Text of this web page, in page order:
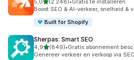
5,0 (2.248)
2248 recensies in totaal
•Gratis te installeren
Boost SEO & AI-verkeer, snelheid &
Built for Shopify
Sherpas: Smart SEO
4,9van 5 sterren
(849)
849 recensies in totaal
•Gratis abonnement
Genereer verkeer en verkoop via